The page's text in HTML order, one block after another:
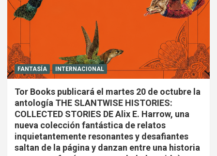
FANTASÍA INTERNACIONAL
Tor Books publicará el martes 20 de octubre la
antología THE SLANTWISE HISTORIES:
COLLECTED STORIES DE Alix E. Harrow, una
nueva colección fantástica de relatos
inquietantemente resonantes y desafiantes
saltan de la página y danzan entre una historia